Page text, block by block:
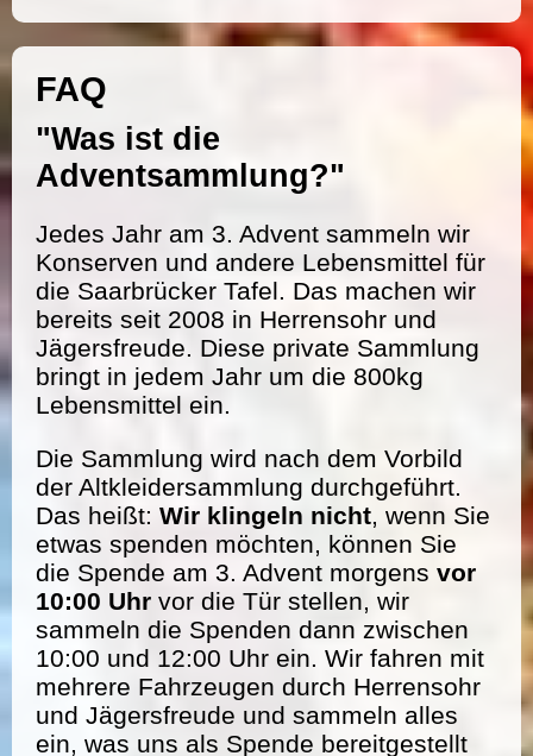
FAQ
"Was ist die
Adventsammlung?"
Jedes Jahr am 3. Advent sammeln wir
Konserven und andere Lebensmittel für
die Saarbrücker Tafel. Das machen wir
bereits seit 2008 in Herrensohr und
Jägersfreude. Diese private Sammlung
bringt in jedem Jahr um die 800kg
Lebensmittel ein.
Die Sammlung wird nach dem Vorbild
der Altkleidersammlung durchgeführt.
Das heißt: Wir klingeln nicht, wenn Sie
etwas spenden möchten, können Sie
die Spende am 3. Advent morgens vor
10:00 Uhr vor die Tür stellen, wir
sammeln die Spenden dann zwischen
10:00 und 12:00 Uhr ein. Wir fahren mit
mehrere Fahrzeugen durch Herrensohr
und Jägersfreude und sammeln alles
ein, was uns als Spende bereitgestellt